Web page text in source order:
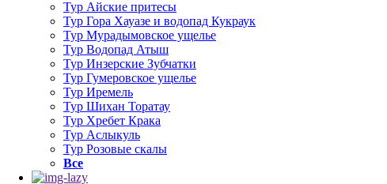
Тур Айские притесы
Тур Гора Хауазе и водопад Кукраук
Тур Мурадымовское ущелье
Тур Водопад Атыш
Тур Инзерские Зубчатки
Тур Гумеровское ущелье
Тур Иремель
Тур Шихан Торатау
Тур Хребет Крака
Тур Аслыкуль
Тур Розовые скалы
Все